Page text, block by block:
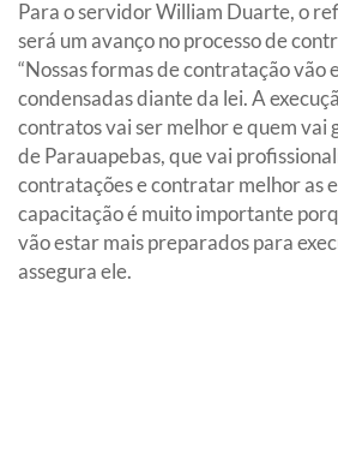
Para o servidor William Duarte, o
será um avanço no processo de
“Nossas formas de contratação vão
condensadas diante da lei. A
contratos vai ser melhor e quem vai
de Parauapebas, que vai
contratações e contratar melhor as
capacitação é muito importante
vão estar mais preparados para
assegura ele.